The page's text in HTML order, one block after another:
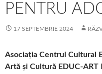
PENTRU
17 SEPTEMBRIE 2024
Asociația Centrul Cultural
Artă și Cultură EDUC-ART